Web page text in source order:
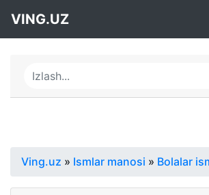
VING.UZ
Ving.uz » Ismlar manosi » Bolalar